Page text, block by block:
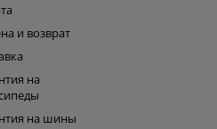
и возврат
на
на шины